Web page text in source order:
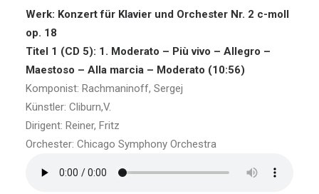
Werk: Konzert für Klavier und Orchester Nr. 2 c-moll
op. 18
Titel 1 (CD 5): 1. Moderato – Più vivo – Allegro –
Maestoso – Alla marcia – Moderato (10:56)
Komponist: Rachmaninoff, Sergej
Künstler: Cliburn,V.
Dirigent: Reiner, Fritz
Orchester: Chicago Symphony Orchestra